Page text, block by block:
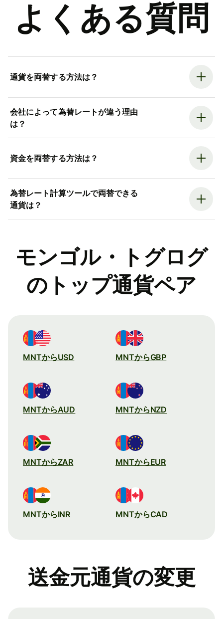
よくある質問
通貨を両替する方法は？
会社によって為替レートが違う理由
は？
資金を両替する方法は？
為替レート計算ツールで両替できる
通貨は？
モンゴル・トグログ
のトップ通貨ペア
MNTからUSD MNTからGBP
MNTからAUD MNTからNZD
MNTからZAR MNTからEUR
MNTからINR MNTからCAD
送金元通貨の変更